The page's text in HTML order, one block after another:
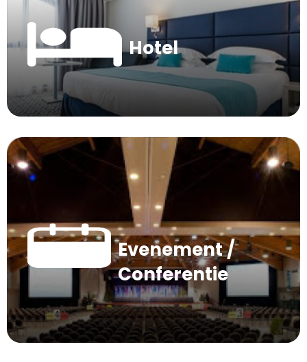
Hotel
Evenement /
Conferentie